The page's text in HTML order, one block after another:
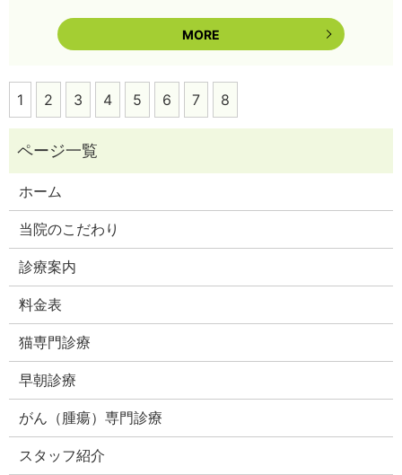
MORE
1 2 3 4 5 6 7 8
ホーム
当院のこだわり
診療案内
料金表
猫専門診療
早朝診療
がん（腫瘍）専門診療
スタッフ紹介